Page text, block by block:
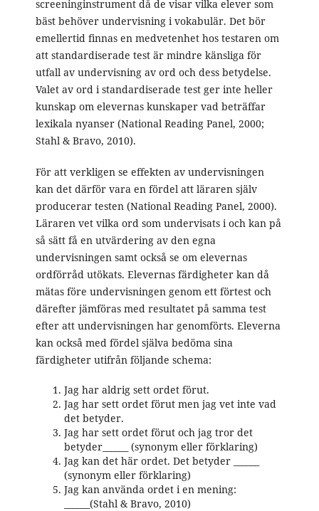
screeninginstrument då de visar vilka elever som
bäst behöver undervisning i vokabulär. Det bör
emellertid finnas en medvetenhet hos testaren om
att standardiserade test är mindre känsliga för
utfall av undervisning av ord och dess betydelse.
Valet av ord i standardiserade test ger inte heller
kunskap om elevernas kunskaper vad beträffar
lexikala nyanser (National Reading Panel, 2000;
Stahl & Bravo, 2010).
För att verkligen se effekten av undervisningen
kan det därför vara en fördel att läraren själv
producerar testen (National Reading Panel, 2000).
Läraren vet vilka ord som undervisats i och kan på
så sätt få en utvärdering av den egna
undervisningen samt också se om elevernas
ordförråd utökats. Elevernas färdigheter kan då
mätas före undervisningen genom ett förtest och
därefter jämföras med resultatet på samma test
efter att undervisningen har genomförts. Eleverna
kan också med fördel själva bedöma sina
färdigheter utifrån följande schema:
Jag har aldrig sett ordet förut.
Jag har sett ordet förut men jag vet inte vad
det betyder.
Jag har sett ordet förut och jag tror det
betyder______ (synonym eller förklaring)
Jag kan det här ordet. Det betyder ______
(synonym eller förklaring)
Jag kan använda ordet i en mening:
______(Stahl & Bravo, 2010)